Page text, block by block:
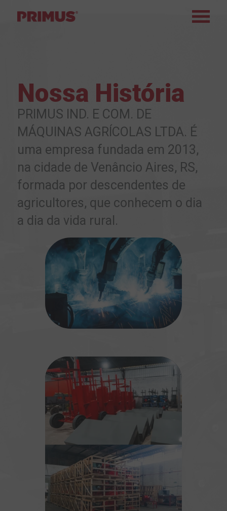
Nossa História
PRIMUS IND. E COM. DE
MÁQUINAS AGRÍCOLAS LTDA. É
uma empresa fundada em 2013,
na cidade de Venâncio Aires, RS,
formada por descendentes de
agricultores, que conhecem o dia
a dia da vida rural.